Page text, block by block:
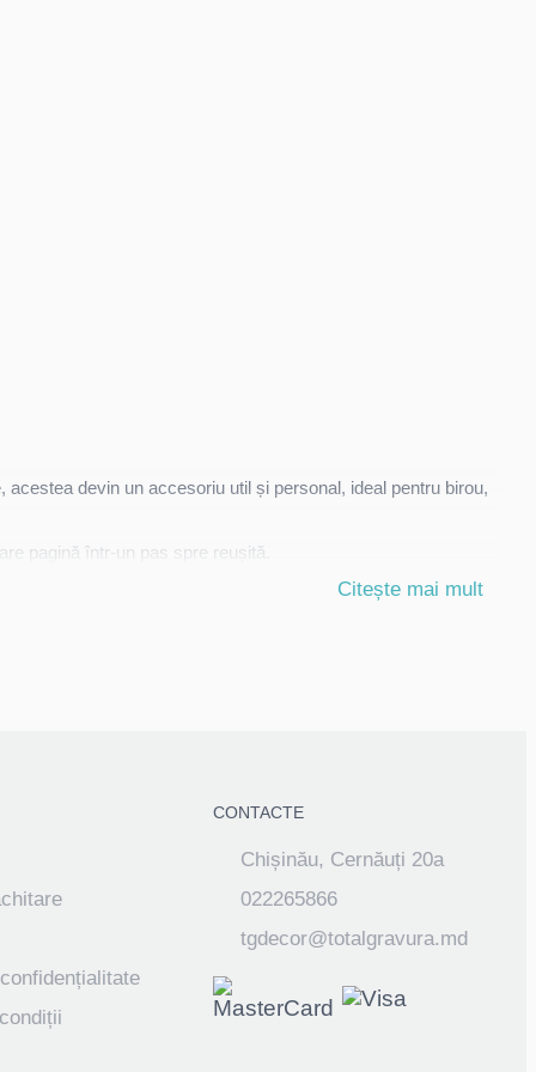
devin un accesoriu util și personal, ideal pentru birou,
pagină într-un pas spre reușită.
Citește mai mult
CONTACTE
Chișinău, Cernăuți 20a
022265866
tgdecor@totalgravura.md